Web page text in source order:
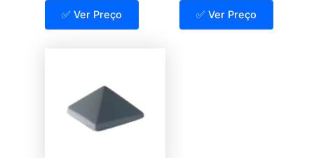
✅ Ver Preço
✅ Ver Preço